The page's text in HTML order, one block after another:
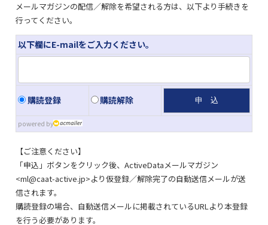
メールマガジンの配信／解除を希望される方は、以下より手続きを
行ってください。
以下欄にE-mailをご入力ください。
購読登録 購読解除
powered by
【ご注意ください】
「申込」ボタンをクリック後、ActiveDataメールマガジン
<ml
caat-active.jp>より仮登録／解除完了の自動送信メールが送
信されます。
購読登録の場合、自動送信メールに掲載されているURLより本登録
を行う必要があります。